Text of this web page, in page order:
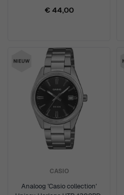
€ 44,00
CASIO
Analoog 'Casio collection'